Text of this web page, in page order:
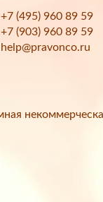
+7 (495) 960 89 59
+7 (903) 960 89 59
help@pravonco.ru